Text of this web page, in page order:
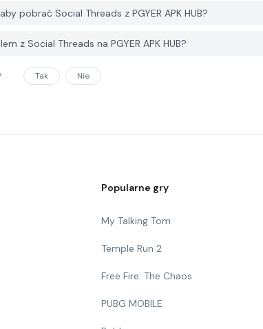
pobrać Social Threads z PGYER APK HUB?
z Social Threads na PGYER APK HUB?
Tak Nie
Popularne gry
My Talking Tom
Temple Run 2
Free Fire: The Chaos
PUBG MOBILE